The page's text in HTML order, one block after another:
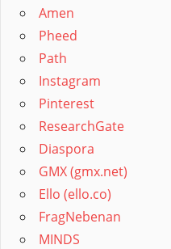
Amen
Pheed
Path
Instagram
Pinterest
ResearchGate
Diaspora
GMX (gmx.net)
Ello (ello.co)
FragNebenan
MINDS